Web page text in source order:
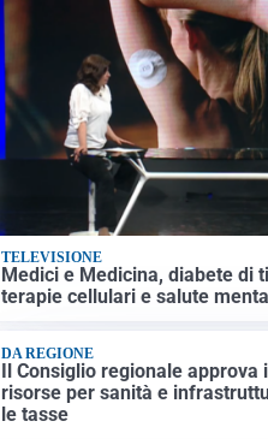
TELEVISIONE
Medici e Medicina, diabete di
terapie cellulari e salute
DA REGIONE
Il Consiglio regionale approva
risorse per sanità e
le tasse